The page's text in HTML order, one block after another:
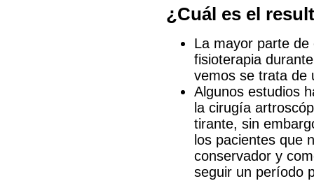
¿Cuál es el
La mayor parte
fisioterapia
vemos se trata de
Algunos estudios
la cirugía
tirante, sin
los pacientes que
conservador y
seguir un período